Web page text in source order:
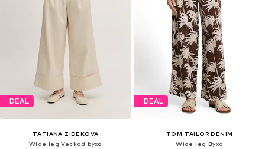
DEAL
TATIANA ZIDEKOVA
Wide leg Veckad byxa
DEAL
TOM TAILOR DENIM
Wide leg Byxa